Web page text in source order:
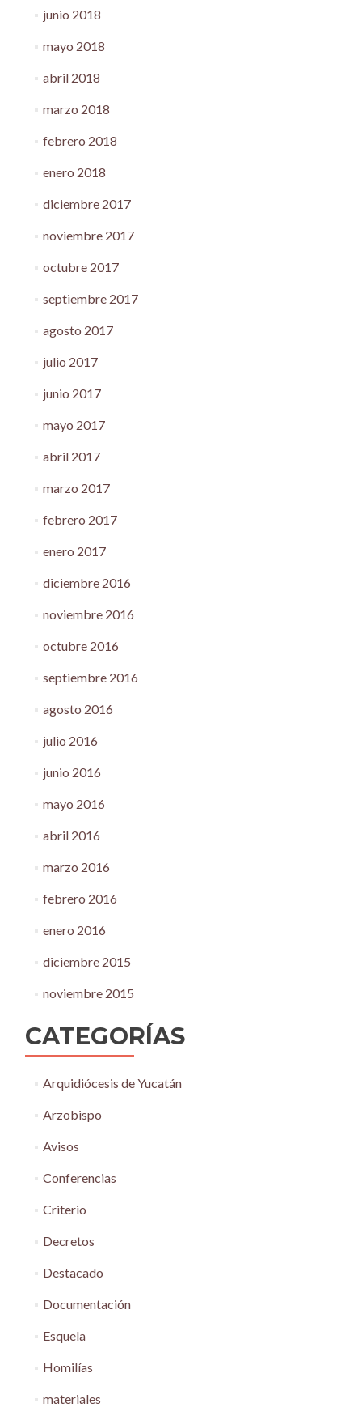
junio 2018
mayo 2018
abril 2018
marzo 2018
febrero 2018
enero 2018
diciembre 2017
noviembre 2017
octubre 2017
septiembre 2017
agosto 2017
julio 2017
junio 2017
mayo 2017
abril 2017
marzo 2017
febrero 2017
enero 2017
diciembre 2016
noviembre 2016
octubre 2016
septiembre 2016
agosto 2016
julio 2016
junio 2016
mayo 2016
abril 2016
marzo 2016
febrero 2016
enero 2016
diciembre 2015
noviembre 2015
CATEGORÍAS
Arquidiócesis de Yucatán
Arzobispo
Avisos
Conferencias
Criterio
Decretos
Destacado
Documentación
Esquela
Homilías
materiales